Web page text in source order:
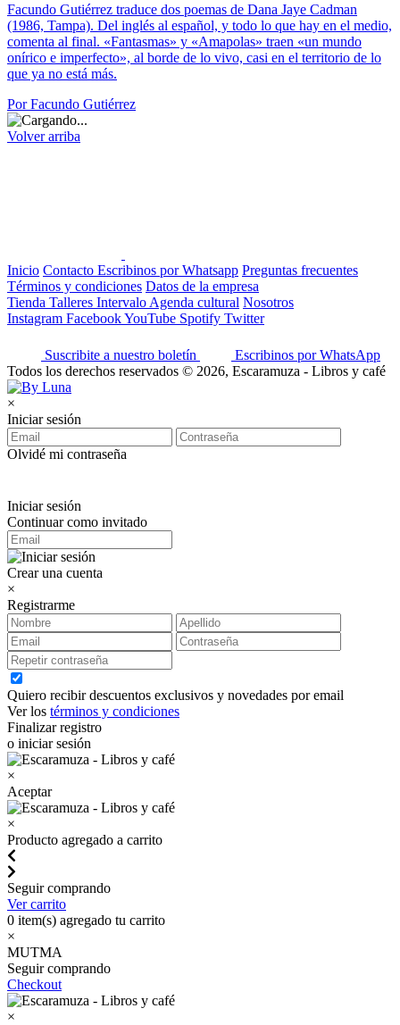
Facundo Gutiérrez traduce dos poemas de Dana Jaye Cadman
(1986, Tampa). Del inglés al español, y todo lo que hay en el medio,
comenta al final. «Fantasmas» y «Amapolas» traen «un mundo
onírico e imperfecto», al borde de lo vivo, casi en el territorio de lo
que ya no está más.
Por Facundo Gutiérrez
Volver arriba
Inicio Contacto Escribinos por Whatsapp Preguntas frecuentes
Términos y condiciones Datos de la empresa
Tienda Talleres Intervalo Agenda cultural Nosotros
Instagram FacebookYouTube Spotify Twitter
Suscribite a nuestro boletín
Escribinos por WhatsApp
Todos los derechos reservados © 2026, Escaramuza - Libros y café
×
Iniciar sesión
Olvidé mi contraseña
Iniciar sesión
Continuar como invitado
Crear una cuenta
×
Registrarme
Quiero recibir descuentos exclusivos y novedades por email
Ver los términos y condiciones
Finalizar registro
o iniciar sesión
×
Aceptar
×
Producto agregado a carrito
Seguir comprando
Ver carrito
0 item(s) agregado tu carrito
×
MUTMA
Seguir comprando
Checkout
×